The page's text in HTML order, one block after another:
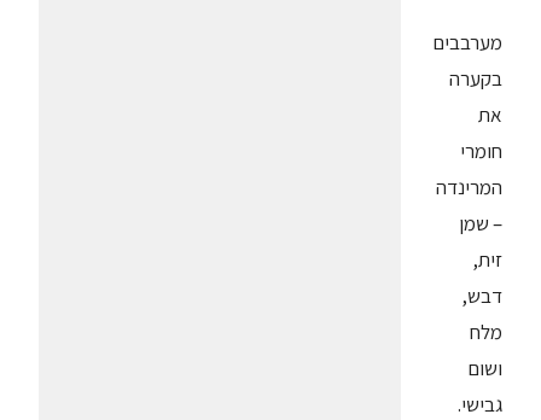
מערבבים
בקערה
את
חומרי
המרינדה
– שמן
זית,
דבש,
מלח
ושום
גבישי.